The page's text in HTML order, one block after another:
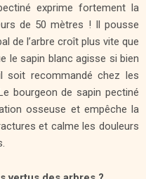
exprime fortement la
de 50 mètres ! Il pousse
de l’arbre croît plus vite que
le sapin blanc agisse si bien
soit recommandé chez les
bourgeon de sapin pectiné
osseuse et empêche la
et calme les douleurs